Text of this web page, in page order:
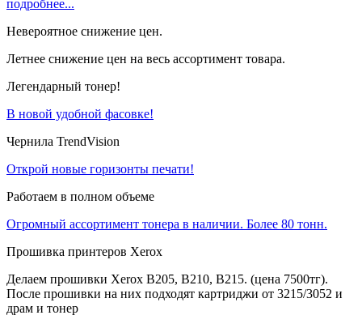
подробнее...
Невероятное снижение цен.
Летнее снижение цен на весь ассортимент товара.
Легендарный тонер!
В новой удобной фасовке!
Чернила TrendVision
Открой новые горизонты печати!
Работаем в полном объеме
Огромный ассортимент тонера в наличии. Более 80 тонн.
Прошивка принтеров Xerox
Делаем прошивки Xerox B205, B210, B215. (цена 7500тг).
После прошивки на них подходят картриджи от 3215/3052 и
драм и тонер